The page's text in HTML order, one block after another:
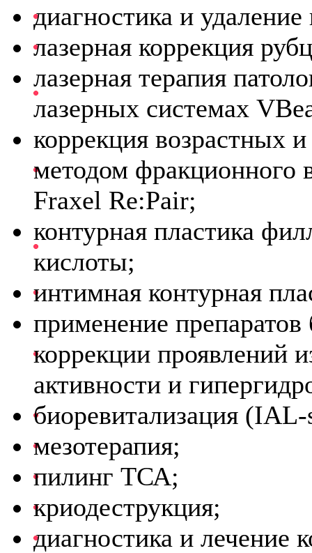
диагностика и
лазерная коррекция
лазерная терапия
лазерных системах
коррекция возрастных
методом фракционного
Fraxel Re:Pair;
контурная пластика
кислоты;
интимная контурная
применение
коррекции проявлений
активности и
биоревитализация
мезотерапия;
пилинг ТСА;
криодеструкция;
диагностика и лечение